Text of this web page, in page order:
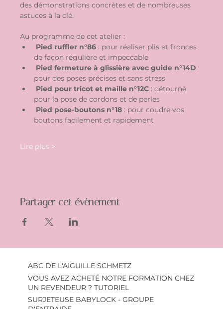
des démonstrations concrètes et de nombreuses
astuces à la clé.
Au programme de cet atelier :
Pied ruffler n°86 : pour réaliser plis et fronces
de façon régulière et impeccable
Pied fermeture à glissière avec guide n°14D :
pour des poses précises et sans stress
Pied pour tricot et maille n°12C : détourné
pour la pose de cordons et de perles
Pied pose-boutons n°18 : pour coudre vos
boutons facilement et rapidement
Lire plus >
Partager cet évènement
ABC DE L'AIGUILLE SCHMETZ
VOUS AVEZ ACHETÉ NOTRE FORMATION CHEZ
UN REVENDEUR ? TUTORIEL
SURJETEUSE BABYLOCK - GROUPE